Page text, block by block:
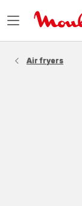
Ouvrir
Air fryers